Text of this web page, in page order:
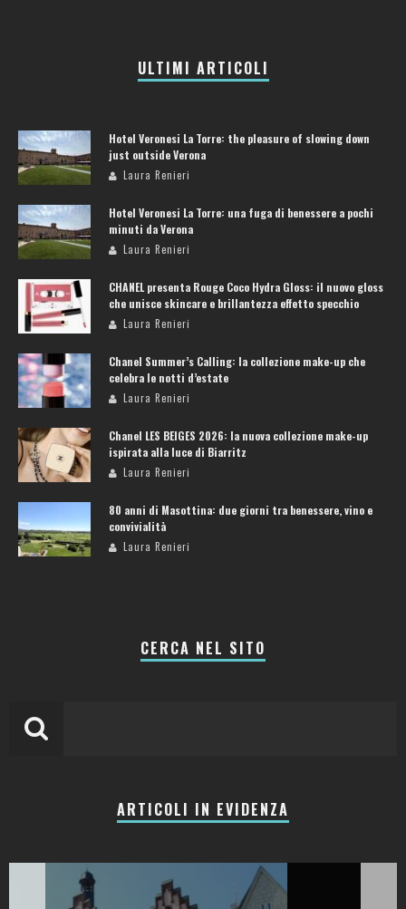
ULTIMI ARTICOLI
Hotel Veronesi La Torre: the pleasure of slowing down
just outside Verona
Laura Renieri
Hotel Veronesi La Torre: una fuga di benessere a pochi
minuti da Verona
Laura Renieri
CHANEL presenta Rouge Coco Hydra Gloss: il nuovo gloss
che unisce skincare e brillantezza effetto specchio
Laura Renieri
Chanel Summer’s Calling: la collezione make-up che
celebra le notti d’estate
Laura Renieri
Chanel LES BEIGES 2026: la nuova collezione make-up
ispirata alla luce di Biarritz
Laura Renieri
80 anni di Masottina: due giorni tra benessere, vino e
convivialità
Laura Renieri
CERCA NEL SITO
ARTICOLI IN EVIDENZA